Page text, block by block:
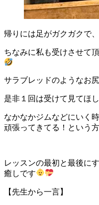
帰りには足がガクガクで
ちなみに私も受けさせて
サラブレッドのようなお
是非１回は受けて見てほ
なかなかジムなどにいく
頑張ってきてる！という
レッスンの最初と最後に
癒しです
【先生から一言】